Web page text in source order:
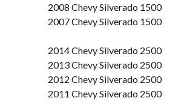
2008 Chevy Silverado 1500
2007 Chevy Silverado 1500
2014 Chevy Silverado 2500
2013 Chevy Silverado 2500
2012 Chevy Silverado 2500
2011 Chevy Silverado 2500